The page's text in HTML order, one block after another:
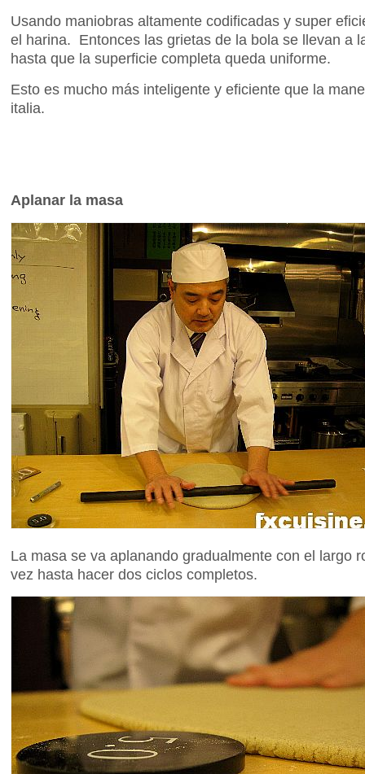
Usando maniobras altamente codificadas y super
el harina. Entonces las grietas de la bola se llevan a
hasta que la superficie completa queda uniforme.
Esto es mucho más inteligente y eficiente que la
italia.
Aplanar la masa
La masa se va aplanando gradualmente con el largo
vez hasta hacer dos ciclos completos.